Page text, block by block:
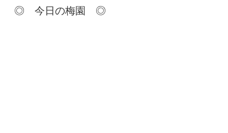
◎ 今日の梅園 ◎